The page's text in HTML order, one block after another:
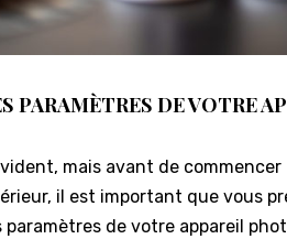
PARAMÈTRES DE VOTRE
mais avant de commencer
il est important que vous
de votre appareil